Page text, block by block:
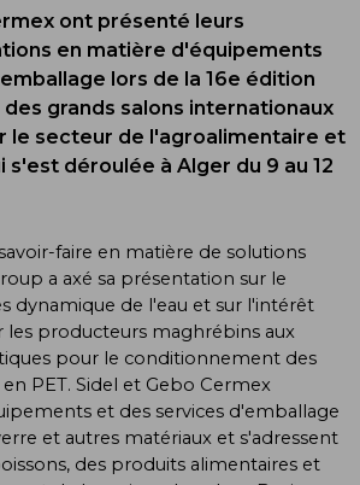
ont présenté leurs
en matière d'équipements
lors de la 16e édition
des grands salons internationaux
le secteur de l'agroalimentaire et
s'est déroulée à Alger du 9 au 12
faire en matière de solutions
a axé sa présentation sur le
dynamique de l'eau et sur l'intérêt
les producteurs maghrébins aux
pour le conditionnement des
PET. Sidel et Gebo Cermex
et des services d'emballage
et autres matériaux et s'adressent
des produits alimentaires et